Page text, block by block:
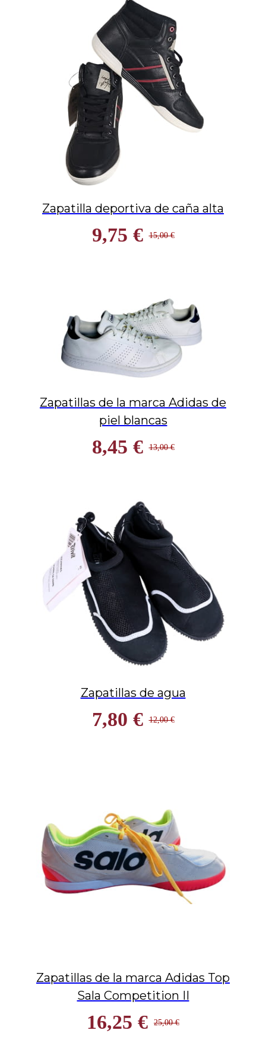
Zapatilla deportiva de caña alta
15,00 €
9,75 €
Zapatillas de la marca Adidas de
piel blancas
13,00 €
8,45 €
Zapatillas de agua
12,00 €
7,80 €
Zapatillas de la marca Adidas Top
Sala Competition II
25,00 €
16,25 €